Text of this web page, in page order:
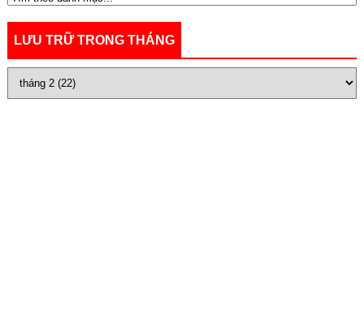
LƯU TRỮ TRONG THÁNG